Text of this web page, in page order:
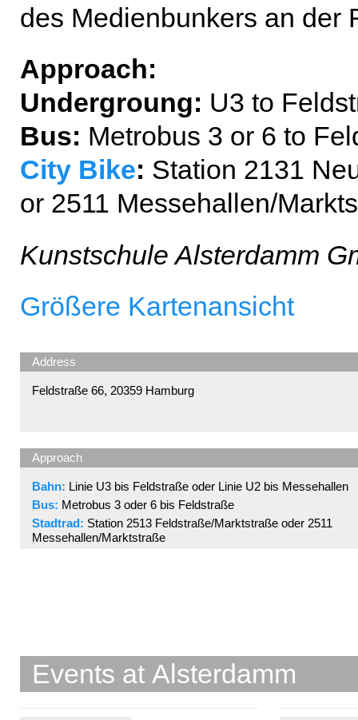
des Medienbunkers an der
Approach:
Undergroung: U3 to
Bus: Metrobus 3 or 6 to
City Bike: Station 2131
or 2511 Messehallen/
Kunstschule Alsterdamm
Größere Kartenansicht
Address
Feldstraße 66, 20359 Hamburg
Approach
Bahn: Linie U3 bis Feldstraße oder Linie U2 bis Messehallen
Bus: Metrobus 3 oder 6 bis Feldstraße
Stadtrad: Station 2513 Feldstraße/Marktstraße oder 2511
Messehallen/Marktstraße
Events at Alsterdamm